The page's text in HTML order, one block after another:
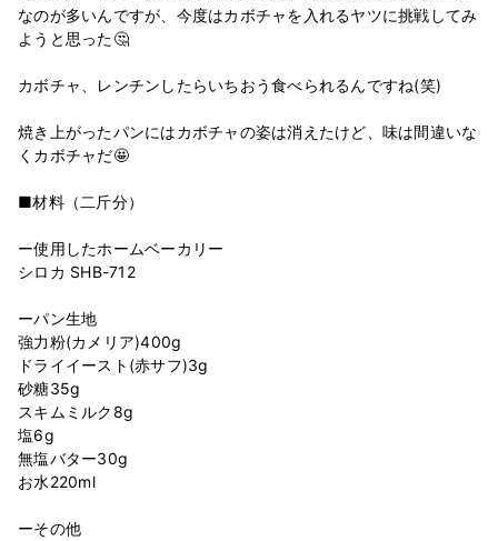
なのが多いんですが、今度はカボチャを入れるヤツに挑戦してみ
ようと思った🤔
カボチャ、レンチンしたらいちおう食べられるんですね(笑)
焼き上がったパンにはカボチャの姿は消えたけど、味は間違いな
くカボチャだ🤩
■材料（二斤分）
ー使用したホームベーカリー
シロカ SHB-712
ーパン生地
強力粉(カメリア)400g
ドライイースト(赤サフ)3g
砂糖35g
スキムミルク8g
塩6g
無塩バター30g
お水220ml
ーその他